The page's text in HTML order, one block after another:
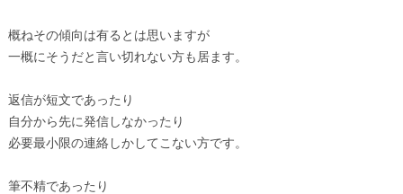
概ねその傾向は有るとは思いますが
一概にそうだと言い切れない方も居ます。
返信が短文であったり
自分から先に発信しなかったり
必要最小限の連絡しかしてこない方です。
筆不精であったり